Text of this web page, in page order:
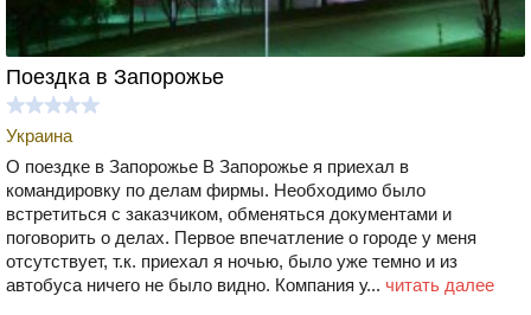
Поездка в Запорожье
Украина
О поездке в Запорожье В Запорожье я приехал в
командировку по делам фирмы. Необходимо было
встретиться с заказчиком, обменяться документами и
поговорить о делах. Первое впечатление о городе у меня
отсутствует, т.к. приехал я ночью, было уже темно и из
автобуса ничего не было видно. Компания у... читать далее